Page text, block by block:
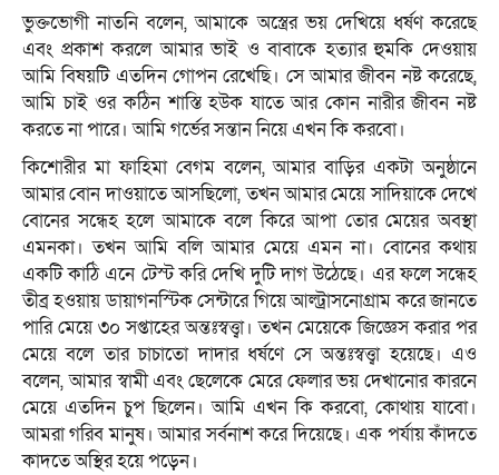
ভুক্তভোগী নাতনি বলেন, আমাকে অস্ত্রের ভয় দেখিয়ে ধর্ষণ করেছে
এবং প্রকাশ করলে আমার ভাই ও বাবাকে হত্যার হুমকি দেওয়ায়
আমি বিষয়টি এতদিন গোপন রেখেছি। সে আমার জীবন নষ্ট করেছে,
আমি চাই ওর কঠিন শাস্তি হউক যাতে আর কোন নারীর জীবন নষ্ট
করতে না পারে। আমি গর্ভের সন্তান নিয়ে এখন কি করবো।
কিশোরীর মা ফাহিমা বেগম বলেন, আমার বাড়ির একটা অনুষ্ঠানে
আমার বোন দাওয়াতে আসছিলো, তখন আমার মেয়ে সাদিয়াকে দেখে
বোনের সন্ধেহ হলে আমাকে বলে কিরে আপা তোর মেয়ের অবস্থা
এমনকা। তখন আমি বলি আমার মেয়ে এমন না। বোনের কথায়
একটি কাঠি এনে টেস্ট করি দেখি দুটি দাগ উঠেছে। এর ফলে সন্ধেহ
তীব্র হওয়ায় ডায়াগনস্টিক সেন্টারে গিয়ে আল্ট্রাসনোগ্রাম করে জানতে
পারি মেয়ে ৩০ সপ্তাহের অন্তঃস্বত্ত্বা। তখন মেয়েকে জিজ্ঞেস করার পর
মেয়ে বলে তার চাচাতো দাদার ধর্ষণে সে অন্তঃস্বত্ত্বা হয়েছে। এও
বলেন, আমার স্বামী এবং ছেলেকে মেরে ফেলার ভয় দেখানোর কারনে
মেয়ে এতদিন চুপ ছিলেন। আমি এখন কি করবো, কোথায় যাবো।
আমরা গরিব মানুষ। আমার সর্বনাশ করে দিয়েছে। এক পর্যায় কাঁদতে
কাদতে অস্থির হয়ে পড়েন।